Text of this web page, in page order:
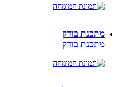
מתכנת בודק
מתכנת בודק